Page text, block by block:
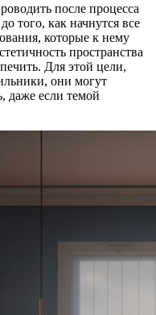
после процесса
того, как начнутся все
которые к нему
пространства
Для этой цели,
они могут
даже если темой